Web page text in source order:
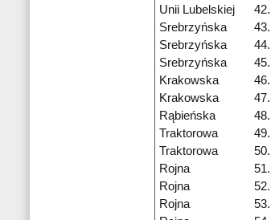
Unii Lubelskiej
42.
Srebrzyńska
43.
Srebrzyńska
44.
Srebrzyńska
45.
Krakowska
46.
Krakowska
47.
Rąbieńska
48.
Traktorowa
49.
Traktorowa
50.
Rojna
51.
Rojna
52.
Rojna
53.